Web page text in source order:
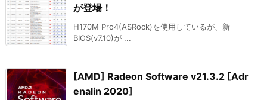
が登場！
H170M Pro4(ASRock)を使用しているが、新
BIOS(v7.10)が ...
[AMD] Radeon Software v21.3.2 [Adr
enalin 2020]